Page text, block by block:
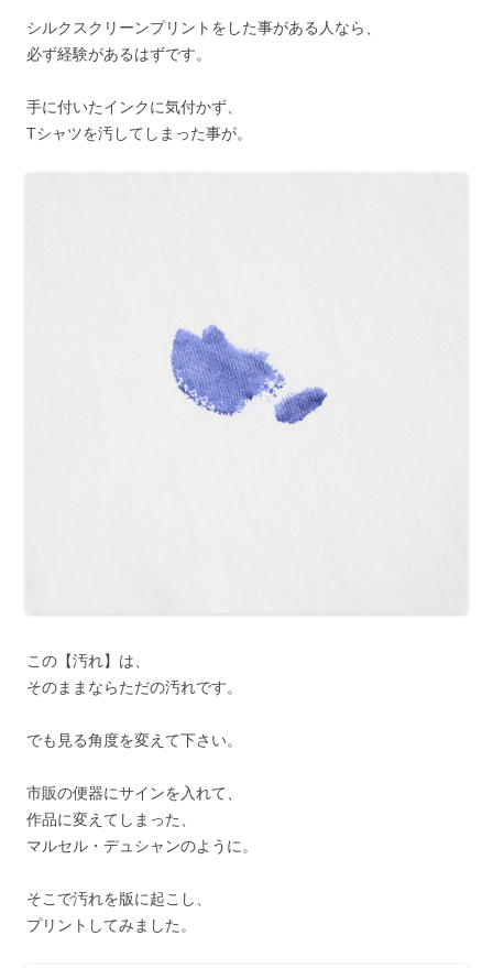
シルクスクリーンプリントをした事がある人なら、
必ず経験があるはずです。
手に付いたインクに気付かず、
Tシャツを汚してしまった事が。
この【汚れ】は、
そのままならただの汚れです。
でも見る角度を変えて下さい。
市販の便器にサインを入れて、
作品に変えてしまった、
マルセル・デュシャンのように。
そこで汚れを版に起こし、
プリントしてみました。